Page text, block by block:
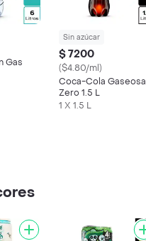
Gas
Sin azúcar
$ 7200
($4.80/ml)
Coca-Cola Gaseosa
Zero 1.5 L
1 X 1.5 L